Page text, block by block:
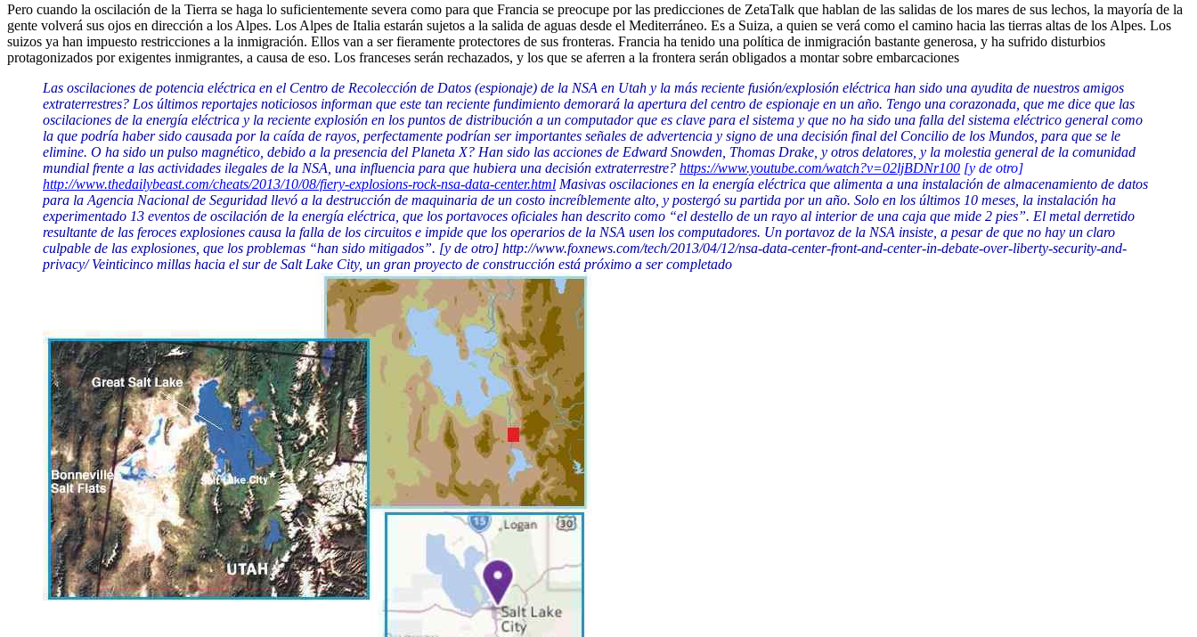
Pero cuando la oscilación de la Tierra se haga lo suficientemente severa como para que Francia se preocupe por las predicciones de ZetaTalk que hablan de las salidas de los mares de sus lechos, la mayoría de la
gente volverá sus ojos en dirección a los Alpes. Los Alpes de Italia estarán sujetos a la salida de aguas desde el Mediterráneo. Es a Suiza, a quien se verá como el camino hacia las tierras altas de los Alpes. Los
suizos ya han impuesto restricciones a la inmigración. Ellos van a ser fieramente protectores de sus fronteras. Francia ha tenido una política de inmigración bastante generosa, y ha sufrido disturbios
protagonizados por exigentes inmigrantes, a causa de eso. Los franceses serán rechazados, y los que se aferren a la frontera serán obligados a montar sobre embarcaciones
Las oscilaciones de potencia eléctrica en el Centro de Recolección de Datos (espionaje) de la NSA en Utah y la más reciente fusión/explosión eléctrica han sido una ayudita de nuestros amigos
extraterrestres? Los últimos reportajes noticiosos informan que este tan reciente fundimiento demorará la apertura del centro de espionaje en un año. Tengo una corazonada, que me dice que las
oscilaciones de la energía eléctrica y la reciente explosión en los puntos de distribución a un computador que es clave para el sistema y que no ha sido una falla del sistema eléctrico general como
la que podría haber sido causada por la caída de rayos, perfectamente podrían ser importantes señales de advertencia y signo de una decisión final del Concilio de los Mundos, para que se le
elimine. O ha sido un pulso magnético, debido a la presencia del Planeta X? Han sido las acciones de Edward Snowden, Thomas Drake, y otros delatores, y la molestia general de la comunidad
mundial frente a las actividades ilegales de la NSA, una influencia para que hubiera una decisión extraterrestre? https://www.youtube.com/watch?v=02ljBDNr100 [y de otro]
http://www.thedailybeast.com/cheats/2013/10/08/fiery-explosions-rock-nsa-data-center.html Masivas oscilaciones en la energía eléctrica que alimenta a una instalación de almacenamiento de datos
para la Agencia Nacional de Seguridad llevó a la destrucción de maquinaria de un costo increíblemente alto, y postergó su partida por un año. Solo en los últimos 10 meses, la instalación ha
experimentado 13 eventos de oscilación de la energía eléctrica, que los portavoces oficiales han descrito como “el destello de un rayo al interior de una caja que mide 2 pies”. El metal derretido
resultante de las feroces explosiones causa la falla de los circuitos e impide que los operarios de la NSA usen los computadores. Un portavoz de la NSA insiste, a pesar de que no hay un claro
culpable de las explosiones, que los problemas “han sido mitigados”. [y de otro] http://www.foxnews.com/tech/2013/04/12/nsa-data-center-front-and-center-in-debate-over-liberty-security-and-
privacy/ Veinticinco millas hacia el sur de Salt Lake City, un gran proyecto de construcción está próximo a ser completado